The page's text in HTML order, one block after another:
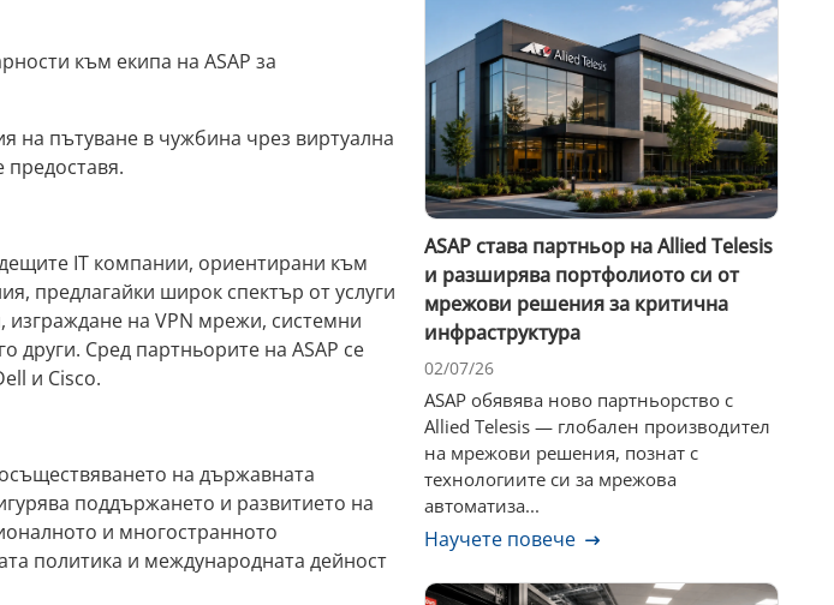
към екипа на ASAP за
на пътуване в чужбина чрез виртуална
IT компании, ориентирани към
предлагайки широк спектър от услуги
на VPN мрежи, системни
Сред партньорите на ASAP се
и Ciscо.
на държавната
поддържането и развитието на
и многостранното
политика и международната дейност
ASAP става партньор на Allied Telesis
и разширява портфолиото си от
мрежови решения за критична
инфраструктура
02/07/26
ASAP обявява ново партньорство с
Allied Telesis — глобален производител
на мрежови решения, познат с
технологиите си за мрежова
автоматиза...
Научете повече